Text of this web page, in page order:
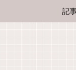
記